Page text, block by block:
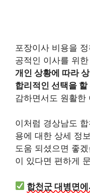
포장이사 비용을
공적인 이사를 위
개인 상황에 따라
합리적인 선택을 할
감하면서도 원활한
이처럼 경상남도
용에 대한 상세 정
도움 되셨으면 좋
이 있다면 편하게
합천군 대병면